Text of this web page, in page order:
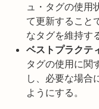
ュ・タグの使用
て更新すること
なタグを維持す
ベストプラクテ
タグの使用に関
し、必要な場合
ようにする。